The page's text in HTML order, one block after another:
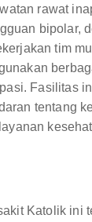
rawat
bipolar,
tim
Fasilitas
tentang
Katolik ini